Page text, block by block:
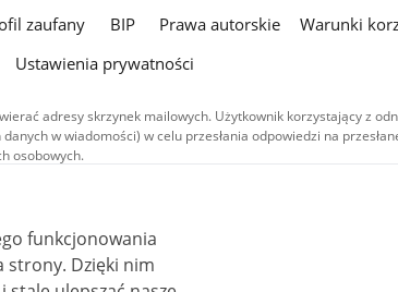
zaufany BIP Prawa autorskie Warunki
Ustawienia prywatności
adresy skrzynek mailowych. Użytkownik korzystający z
w wiadomości) w celu przesłania odpowiedzi na
osobowych.
(z wyłączeniem treści audiowizualnych), są
Commons: uznanie autorstwa - na tych samych
audiowizualne, w tym zdjęcia, materiały audio i wideo,
Commons: uznanie autorstwa użycie niekomercyjne -
ND 4.0), o ile nie jest to stwierdzone inaczej.
funkcjonowania
nim